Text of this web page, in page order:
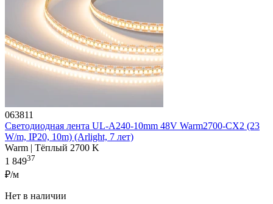
063811
Светодиодная лента UL-A240-10mm 48V Warm2700-CX2 (23
W/m, IP20, 10m) (Arlight, 7 лет)
Warm | Тёплый 2700 K
1 84937
₽/м
Нет в наличии